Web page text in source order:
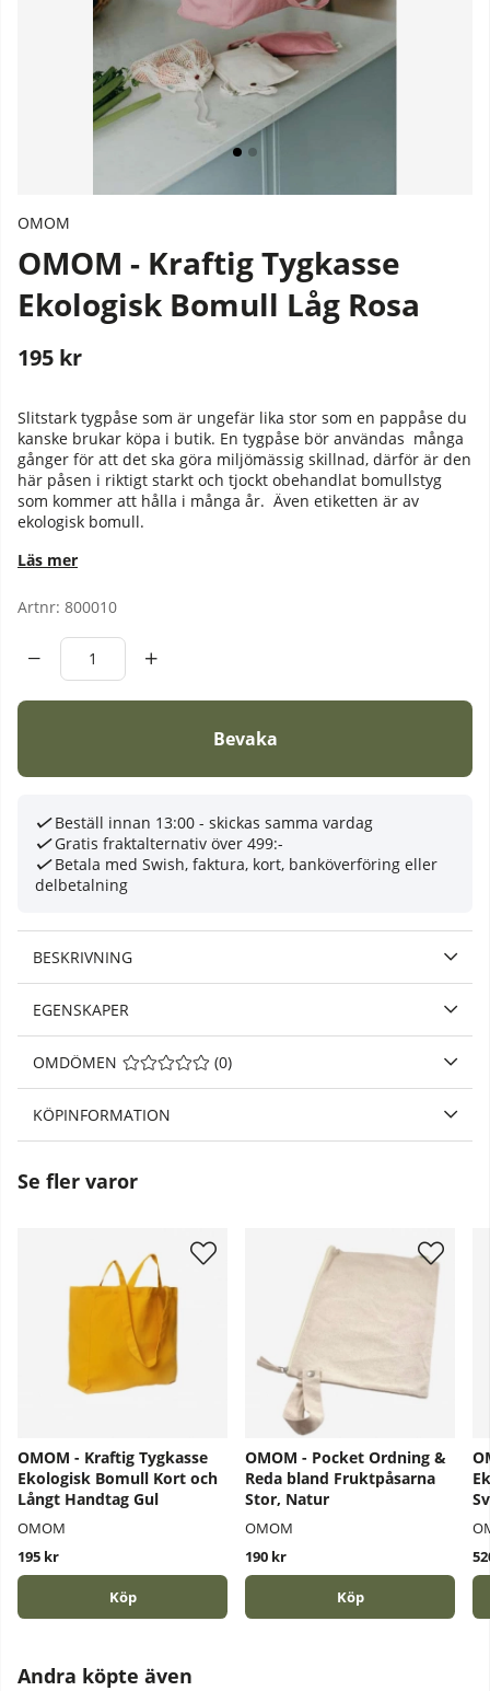
OMOM
OMOM - Kraftig Tygkasse
Ekologisk Bomull Låg Rosa
195 kr
Slitstark tygpåse som är ungefär lika stor som en pappåse du
kanske brukar köpa i butik. En tygpåse bör användas många
gånger för att det ska göra miljömässig skillnad, därför är den
här påsen i riktigt starkt och tjockt obehandlat bomullstyg
som kommer att hålla i många år. Även etiketten är av
ekologisk bomull.
Läs mer
Artnr: 800010
Bevaka
Beställ innan 13:00 - skickas samma vardag
Gratis fraktalternativ över 499:-
Betala med Swish, faktura, kort, banköverföring eller
delbetalning
BESKRIVNING
EGENSKAPER
OMDÖMEN MEDELBETYG 0 AV 5 ANTAL BETYG 0
(0)
KÖPINFORMATION
Se fler varor
OMOM - Kraftig Tygkasse
Ekologisk Bomull Kort och
Långt Handtag Gul
OMOM
195 kr
Köp
OMOM - Pocket Ordning &
Reda bland Fruktpåsarna
Stor, Natur
OMOM
190 kr
Köp
Andra köpte även